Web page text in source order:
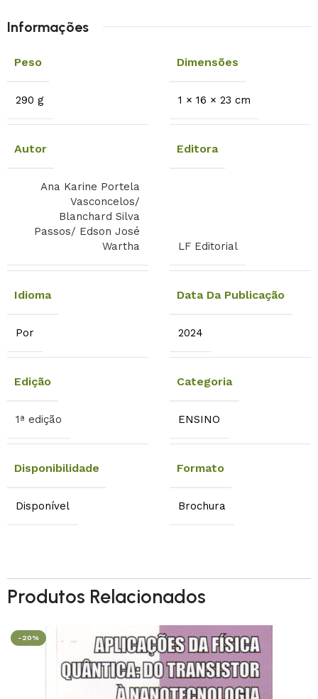
Informações
Peso
290 g
Dimensões
1 × 16 × 23 cm
Autor
Ana Karine Portela
Vasconcelos/
Blanchard Silva
Passos/ Edson José
Wartha
Editora
LF Editorial
Idioma
Por
Data Da Publicação
2024
Edição
1ª edição
Categoria
ENSINO
Disponibilidade
Disponível
Formato
Brochura
Produtos Relacionados
-20%